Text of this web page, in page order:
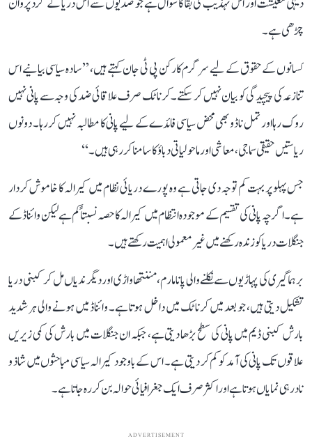
چڑھی ہے۔
کسانوں کے حقوق کے لیے سرگرم کارکن پی ٹی جان کہتے ہیں، ’’سادہ سیاسی بیانیے اس
تنازعہ کی پیچیدگی کو بیان نہیں کر سکتے۔ کرناٹک صرف علاقائی ضد کی وجہ سے پانی نہیں
روک رہا اور تمل ناڈو بھی محض سیاسی فائدے کے لیے پانی کا مطالبہ نہیں کر رہا۔ دونوں
ریاستیں حقیقی سماجی، معاشی اور ماحولیاتی دباؤ کا سامنا کر رہی ہیں۔‘‘
جس پہلو پر بہت کم توجہ دی جاتی ہے وہ پورے دریائی نظام میں کیرالہ کا خاموش کردار
ہے۔ اگرچہ پانی کی تقسیم کے موجودہ انتظام میں کیرالہ کا حصہ نسبتاً کم ہے لیکن وائناڈ کے
جنگلات دریا کو زندہ رکھنے میں غیر معمولی اہمیت رکھتے ہیں۔
برہماگیری کی پہاڑیوں سے نکلنے والی پانامارم، مننتھاواڑی اور دیگر ندیاں مل کر کبنی دریا
تشکیل دیتی ہیں، جو بعد میں کرناٹک میں داخل ہوتا ہے۔ وائناڈ میں ہونے والی ہر شدید
بارش کبنی ڈیم میں پانی کی سطح بڑھا دیتی ہے، جبکہ ان جنگلات میں بارش کی کمی زیریں
علاقوں تک پانی کی آمد کو کم کر دیتی ہے۔ اس کے باوجود کیرالہ سیاسی مباحثوں میں شاذ و
نادر ہی نمایاں ہوتا ہے اور اکثر صرف ایک جغرافیائی حوالہ بن کر رہ جاتا ہے۔
ADVERTISEMENT